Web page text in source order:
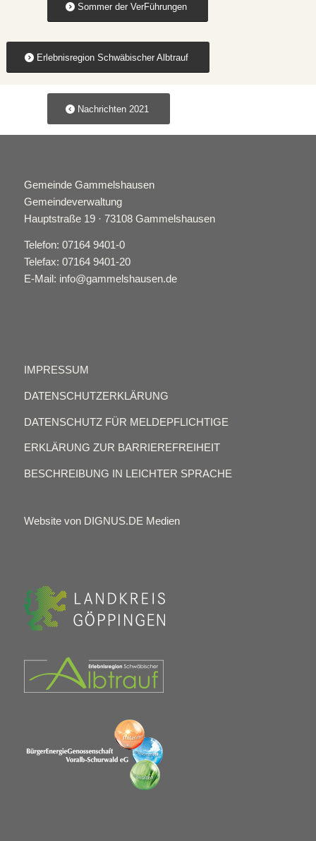
Sommer der VerFührungen
Erlebnisregion Schwäbischer Albtrauf
Nachrichten 2021
Gemeinde Gammelshausen
Gemeindeverwaltung
Hauptstraße 19 · 73108 Gammelshausen
Telefon: 07164 9401-0
Telefax: 07164 9401-20
E-Mail: info@gammelshausen.de
IMPRESSUM
DATENSCHUTZERKLÄRUNG
DATENSCHUTZ FÜR MELDEPFLICHTIGE
ERKLÄRUNG ZUR BARRIEREFREIHEIT
BESCHREIBUNG IN LEICHTER SPRACHE
Website von DIGNUS.DE Medien